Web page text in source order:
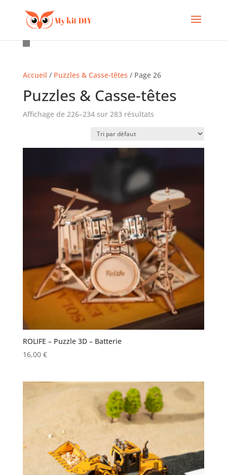
Accueil / Puzzles & Casse-têtes / Page 26
Puzzles & Casse-têtes
Affichage de 226–234 sur 283 résultats
ROLIFE – Puzzle 3D – Batterie
16,00 €